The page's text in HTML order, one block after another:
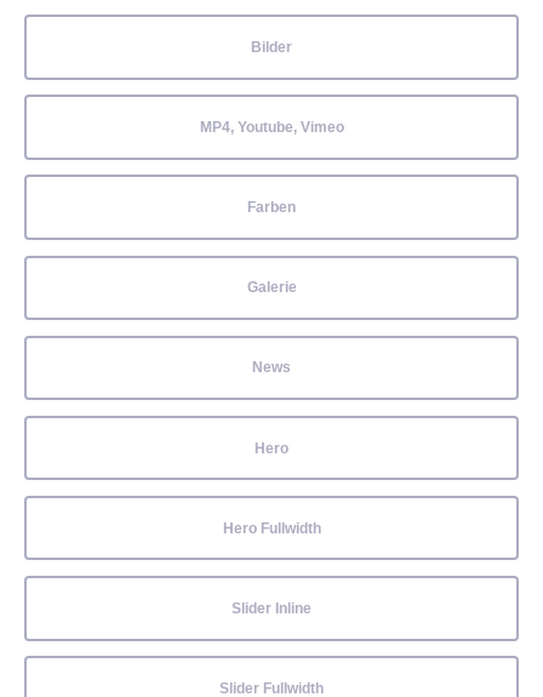
Bilder
MP4, Youtube, Vimeo
Farben
Galerie
News
Hero
Hero Fullwidth
Slider Inline
Slider Fullwidth